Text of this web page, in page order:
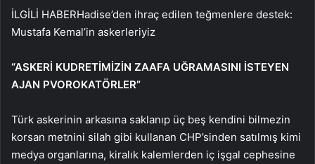
İLGİLİ HABERHadise’den ihraç edilen teğmenlere destek:
Mustafa Kemal’in askerleriyiz
“ASKERİ KUDRETİMİZİN ZAAFA UĞRAMASINI İSTEYEN
AJAN PVOROKATÖRLER”
Türk askerinin arkasına saklanıp üç beş kendini bilmezin
korsan metnini silah gibi kullanan CHP’sinden satılmış kimi
medya organlarına, kiralık kalemlerden iç işgal cephesine